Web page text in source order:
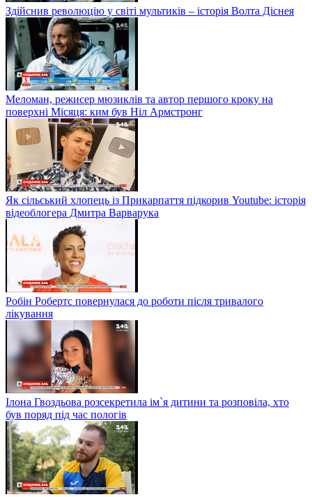
Здійснив революцію у світі мультиків – історія Волта Діснея
Меломан, режисер мюзиклів та автор першого кроку на
поверхні Місяця: ким був Ніл Армстронг
Як сільський хлопець із Прикарпаття підкорив Youtube: історія
відеоблогера Дмитра Варварука
Робін Робертс повернулася до роботи після тривалого
лікування
Ілона Гвоздьова розсекретила ім`я дитини та розповіла, хто
був поряд під час пологів